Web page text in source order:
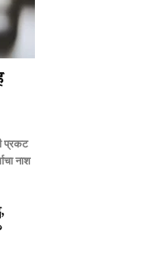
प्रकट
नाश